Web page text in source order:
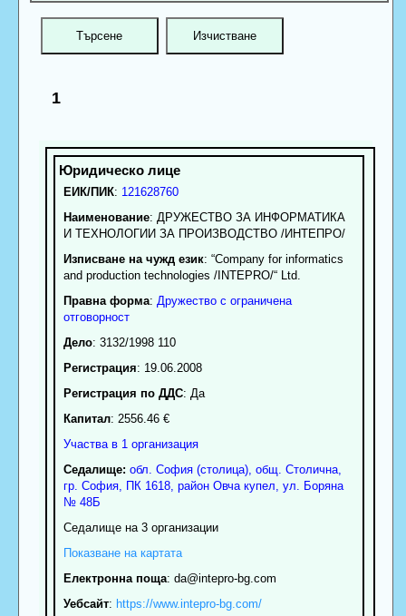
1
ЕИК/ПИК: 121628760
Наименование: ДРУЖЕСТВО ЗА ИНФОРМАТИКА
И ТЕХНОЛОГИИ ЗА ПРОИЗВОДСТВО /ИНТЕПРО/
Изписване на чужд език: “Company for informatics
and production technologies /INTEPRO/“ Ltd.
Правна форма: Дружество с ограничена
отговорност
Дело: 3132/1998 110
Регистрация: 19.06.2008
Регистрация по ДДС: Да
Капитал: 2556.46 €
Участва в 1 организация
Седалище: обл. София (столица), общ. Столична,
гр. София, ПК 1618, район Овча купел ул. Боряна
№ 48Б
Седалище на 3 организации
Показване на картата
Електронна поща: da@intepro-bg.com
Уебсайт: https://www.intepro-bg.com/